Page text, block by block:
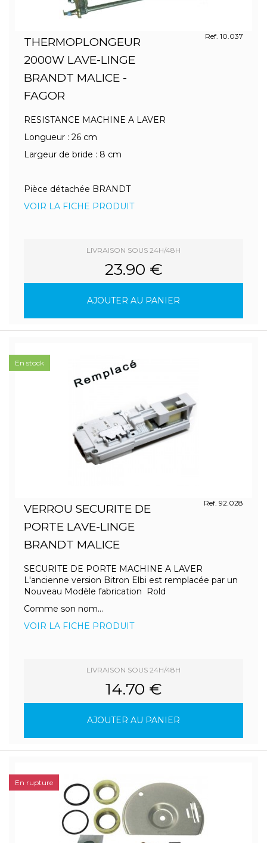
THERMOPLONGEUR
2000W LAVE-LINGE
BRANDT MALICE -
FAGOR
Ref. 10.037
RESISTANCE MACHINE A LAVER
Longueur : 26 cm
Largeur de bride : 8 cm
Pièce détachée BRANDT
VOIR LA FICHE PRODUIT
LIVRAISON SOUS 24H/48H
23.90 €
AJOUTER AU PANIER
VERROU SECURITE DE
PORTE LAVE-LINGE
BRANDT MALICE
Ref. 92.028
SECURITE DE PORTE MACHINE A LAVER
L'ancienne version Bitron Elbi est remplacée par un
Nouveau Modèle fabrication Rold
Comme son nom...
VOIR LA FICHE PRODUIT
LIVRAISON SOUS 24H/48H
14.70 €
AJOUTER AU PANIER
En stock
En rupture